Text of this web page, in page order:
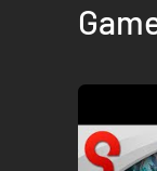
de wereld
een